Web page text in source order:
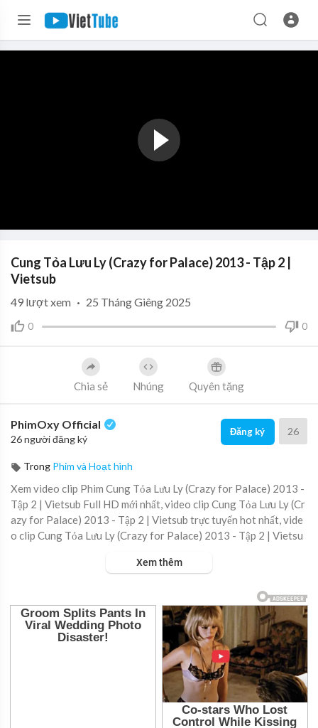
Cung Tỏa Lưu Ly (Crazy for Palace) 2013 - Tập 2 |
Vietsub
0 0
49 lượt xem · 25 Tháng Giêng 2025
Chia sẻ Nhúng Quyên tặng
PhimOxy Official
26 người đăng ký
Đăng ký 26
Trong Phim và Hoạt hình
Xem video clip Phim Cung Tỏa Lưu Ly (Crazy for Palace) 2013 -
Tập 2 | Vietsub Full HD mới nhất, video clip Cung Tỏa Lưu Ly (Cr
azy for Palace) 2013 - Tập 2 | Vietsub trực tuyến hot nhất, vide
o clip Cung Tỏa Lưu Ly (Crazy for Palace) 2013 - Tập 2 | Vietsu
Xem thêm